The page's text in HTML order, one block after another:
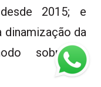
2015; e
da
sobre a